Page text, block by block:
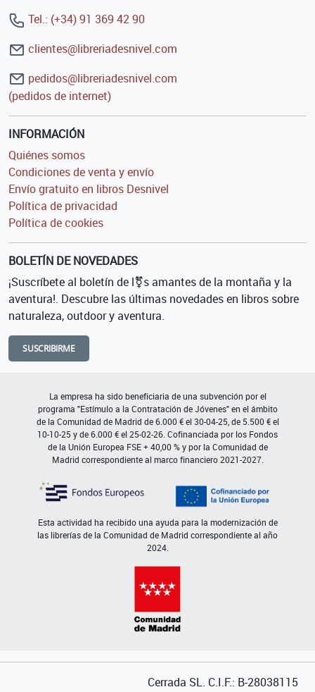
Tel.: (+34) 91 369 42 90
clientes@libreriadesnivel.com
pedidos@libreriadesnivel.com
(pedidos de internet)
INFORMACIÓN
Quiénes somos
Condiciones de venta y envío
Envío gratuito en libros Desnivel
Política de privacidad
Política de cookies
BOLETÍN DE NOVEDADES
¡Suscríbete al boletín de l⚧s amantes de la montaña y la
aventura!. Descubre las últimas novedades en libros sobre
naturaleza, outdoor y aventura.
SUSCRIBIRME
La empresa ha sido beneficiaria de una subvención por el
programa "Estímulo a la Contratación de Jóvenes" en el ámbito
de la Comunidad de Madrid de 6.000 € el 30-04-25, de 5.500 € el
10-10-25 y de 6.000 € el 25-02-26. Cofinanciada por los Fondos
de la Unión Europea FSE + 40,00 % y por la Comunidad de
Madrid correspondiente al marco financiero 2021-2027.
Esta actividad ha recibido una ayuda para la modernización de
las librerías de la Comunidad de Madrid correspondiente al año
2024.
Cerrada SL. C.I.F.: B-28038115